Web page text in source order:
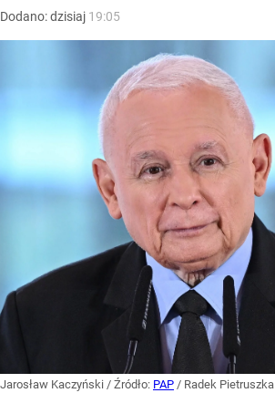
Dodano:dzisiaj 19:05
Jarosław Kaczyński / Źródło: PAP / Radek Pietruszka